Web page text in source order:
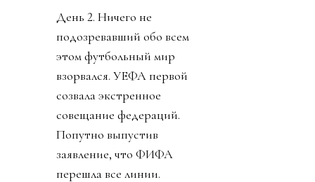
День 2. Ничего не
подозревавший обо всем
этом футбольный мир
взорвался. УЕФА первой
созвала экстренное
совещание федераций.
Попутно выпустив
заявление, что ФИФА
перешла все линии.